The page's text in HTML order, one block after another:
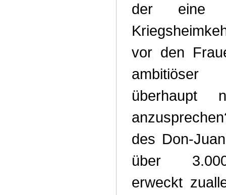
der eine
vor den
ambitiöser
überhaupt
des Don-
über
erweckt